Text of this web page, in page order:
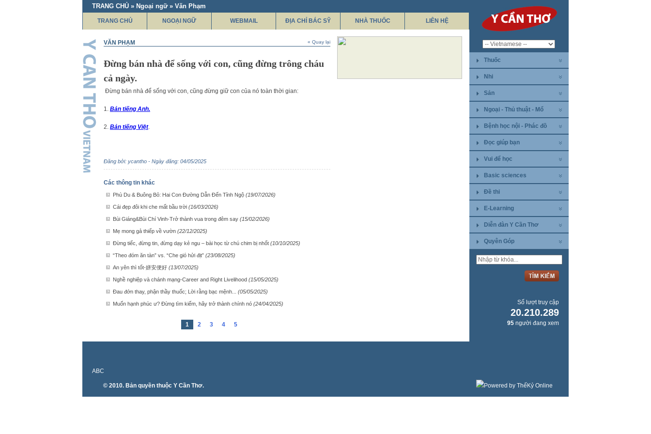
TRANG CHỦ » Ngoại ngữ » Văn Phạm
TRANG CHỦ NGOẠI NGỮ WEBMAIL ĐỊA CHỈ BÁC SỸ NHÀ THUỐC LIÊN HỆ
VĂN PHẠM « Quay lại
Đừng bán nhà để sống với con, cũng đừng trông cháu
cả ngày.
Đừng bán nhà để sống với con, cũng đừng giữ con của nó toàn thời gian:
1. Bản tiếng Anh.
2. Bản tiếng Việt.
Đăng bởi: ycantho - Ngày đăng: 04/05/2025
Các thông tin khác
Phù Du & Buông Bỏ: Hai Con Đường Dẫn Đến Tỉnh Ngộ (19/07/2026)
Cái đẹp đôi khi che mất bầu trời (16/03/2026)
Bùi Giáng&Bùi Chí Vinh-Trở thành vua trong đêm say (15/02/2026)
Mẹ mong gả thiếp về vườn (22/12/2025)
Đừng tiếc, đừng tin, đừng dạy kẻ ngu – bài học từ chú chim bị nhốt (10/10/2025)
“Theo đóm ăn tàn” vs. “Che gió hửi địt” (23/08/2025)
An yên thì tốt-姘安便好 (13/07/2025)
Nghề nghiệp và chánh mạng-Career and Right Livelihood (15/05/2025)
Đau đớn thay, phận thầy thuốc; Lời rằng bạc mệnh... (05/05/2025)
Muốn hạnh phúc ư? Đừng tìm kiếm, hãy trở thành chính nó (24/04/2025)
1 2 3 4 5
Thuốc
Nhi
Sản
Ngoại - Thủ thuật - Mổ
Bệnh học nội - Phác đồ
Đọc giúp bạn
Vui để học
Basic sciences
Đề thi
E-Learning
Diễn đàn Y Cần Thơ
Quyên Góp
Số lượt truy cập
20.210.289
95 người đang xem
ABC
© 2010. Bản quyền thuộc Y Cần Thơ.